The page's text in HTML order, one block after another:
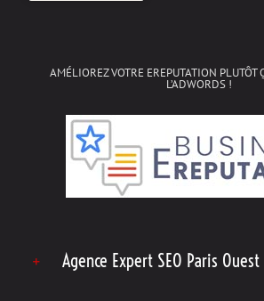
AMÉLIOREZ VOTRE EREPUTATION PLUTÔT
L’ADWORDS !
Agence Expert SEO Paris Ouest